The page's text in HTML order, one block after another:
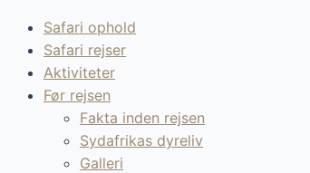
Safari ophold
Safari rejser
Aktiviteter
Før rejsen
Fakta inden rejsen
Sydafrikas dyreliv
Galleri